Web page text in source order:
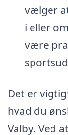
vælger
i eller
være
Det er
hvad du
Valby. Ved